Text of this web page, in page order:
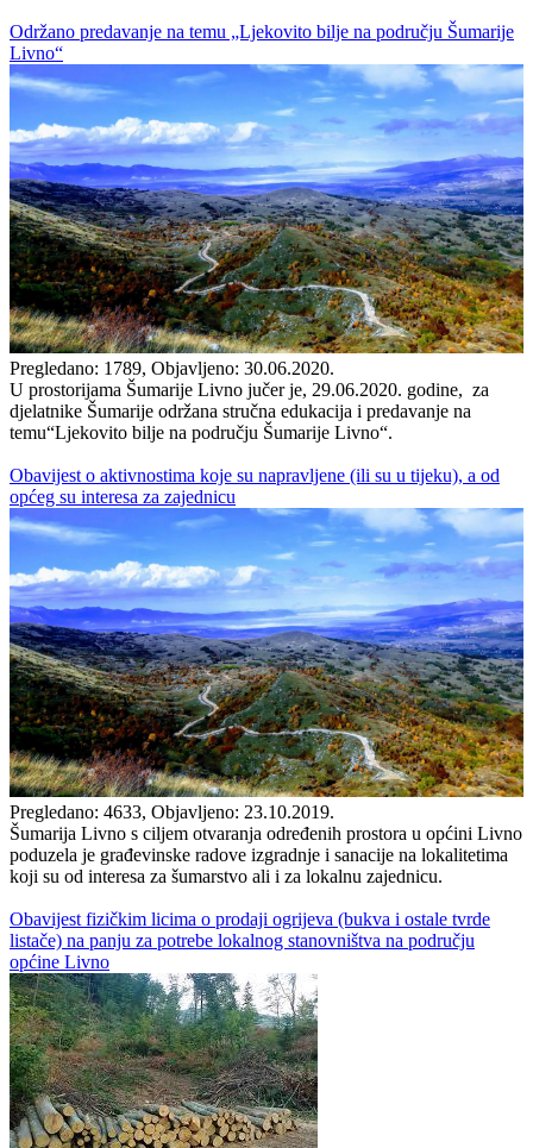
Održano predavanje na temu „Ljekovito bilje na području Šumarije
Livno“
Pregledano: 1789, Objavljeno: 30.06.2020.
U prostorijama Šumarije Livno jučer je, 29.06.2020. godine, za
djelatnike Šumarije održana stručna edukacija i predavanje na
temu“Ljekovito bilje na području Šumarije Livno“.
Obavijest o aktivnostima koje su napravljene (ili su u tijeku), a od
općeg su interesa za zajednicu
Pregledano: 4633, Objavljeno: 23.10.2019.
Šumarija Livno s ciljem otvaranja određenih prostora u općini Livno
poduzela je građevinske radove izgradnje i sanacije na lokalitetima
koji su od interesa za šumarstvo ali i za lokalnu zajednicu.
Obavijest fizičkim licima o prodaji ogrijeva (bukva i ostale tvrde
listače) na panju za potrebe lokalnog stanovništva na području
općine Livno